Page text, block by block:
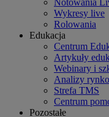
Notowania
Wykresy live
Rolowania
Edukacja
Centrum
Artykuły
Webinary i
Analizy
Strefa TMS
Centrum
Pozostałe